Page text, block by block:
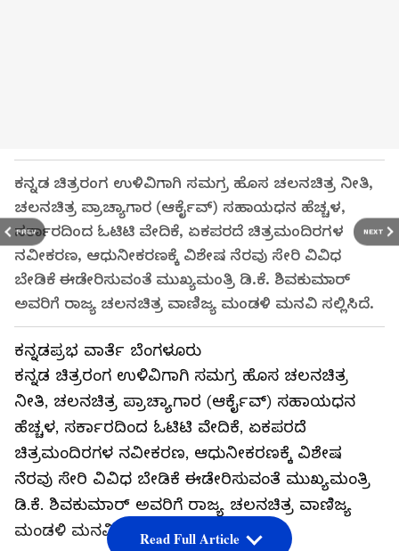
PREV NEXT
ಕನ್ನಡ ಚಿತ್ರರಂಗ ಉಳಿವಿಗಾಗಿ ಸಮಗ್ರ ಹೊಸ ಚಲನಚಿತ್ರ ನೀತಿ,
ಚಲನಚಿತ್ರ ಪ್ರಾಚ್ಯಾಗಾರ (ಆರ್ಕೈವ್) ಸಹಾಯಧನ ಹೆಚ್ಚಳ,
ಸರ್ಕಾರದಿಂದ ಓಟಿಟಿ ವೇದಿಕೆ, ಏಕಪರದೆ ಚಿತ್ರಮಂದಿರಗಳ
ನವೀಕರಣ, ಆಧುನೀಕರಣಕ್ಕೆ ವಿಶೇಷ ನೆರವು ಸೇರಿ ವಿವಿಧ
ಬೇಡಿಕೆ ಈಡೇರಿಸುವಂತೆ ಮುಖ್ಯಮಂತ್ರಿ ಡಿ.ಕೆ. ಶಿವಕುಮಾರ್‌
ಅವರಿಗೆ ರಾಜ್ಯ ಚಲನಚಿತ್ರ ವಾಣಿಜ್ಯ ಮಂಡಳಿ ಮನವಿ ಸಲ್ಲಿಸಿದೆ.
ಕನ್ನಡಪ್ರಭ ವಾರ್ತೆ ಬೆಂಗಳೂರು
ಕನ್ನಡ ಚಿತ್ರರಂಗ ಉಳಿವಿಗಾಗಿ ಸಮಗ್ರ ಹೊಸ ಚಲನಚಿತ್ರ
ನೀತಿ, ಚಲನಚಿತ್ರ ಪ್ರಾಚ್ಯಾಗಾರ (ಆರ್ಕೈವ್) ಸಹಾಯಧನ
ಹೆಚ್ಚಳ, ಸರ್ಕಾರದಿಂದ ಓಟಿಟಿ ವೇದಿಕೆ, ಏಕಪರದೆ
ಚಿತ್ರಮಂದಿರಗಳ ನವೀಕರಣ, ಆಧುನೀಕರಣಕ್ಕೆ ವಿಶೇಷ
ನೆರವು ಸೇರಿ ವಿವಿಧ ಬೇಡಿಕೆ ಈಡೇರಿಸುವಂತೆ ಮುಖ್ಯಮಂತ್ರಿ
ಡಿ.ಕೆ. ಶಿವಕುಮಾರ್‌ ಅವರಿಗೆ ರಾಜ್ಯ ಚಲನಚಿತ್ರ ವಾಣಿಜ್ಯ
ಮಂಡಳಿ ಮನವಿ ಸಲ್ಲಿಸಿದೆ.Read Full Article